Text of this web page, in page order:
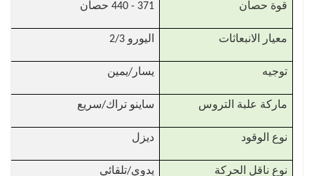
قوة حصان 371 - 440 حصان
معيار الانبعاثات اليورو 2/3
توجيه يسار/يمين
ماركة علبة التروس ساينو تراك/سريع
نوع الوقود ديزل
نوع ناقل الحركة يدوي/تلقائي